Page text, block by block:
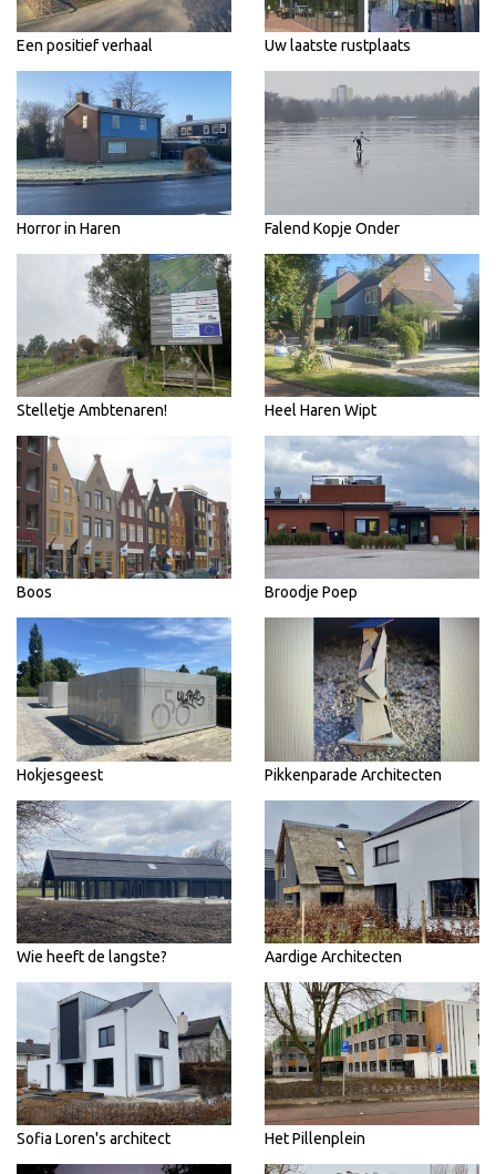
Een positief verhaal Uw laatste rustplaats
Horror in Haren Falend Kopje Onder
Stelletje Ambtenaren! Heel Haren Wipt
Boos Broodje Poep
Hokjesgeest Pikkenparade Architecten
Wie heeft de langste? Aardige Architecten
Sofia Loren's architect Het Pillenplein